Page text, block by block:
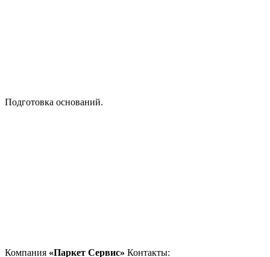
Подготовка оснований.
Компания «Паркет Сервис» Контакты: